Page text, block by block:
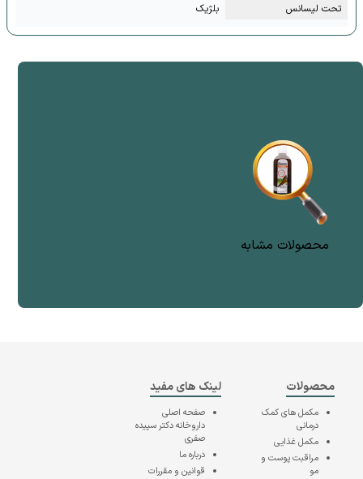
تحت لیسانس بلژیک
محصولات مشابه
محصولات
مکمل های کمک
درمانی
مکمل غذایی
مراقبت پوست و
مو
لینک های مفید
صفحه اصلی
داروخانه دکتر سپیده
صفری
درباره ما
قوانین و مقررات